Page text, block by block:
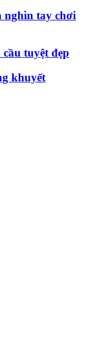
nghìn tay chơi
tuyệt đẹp
khuyết